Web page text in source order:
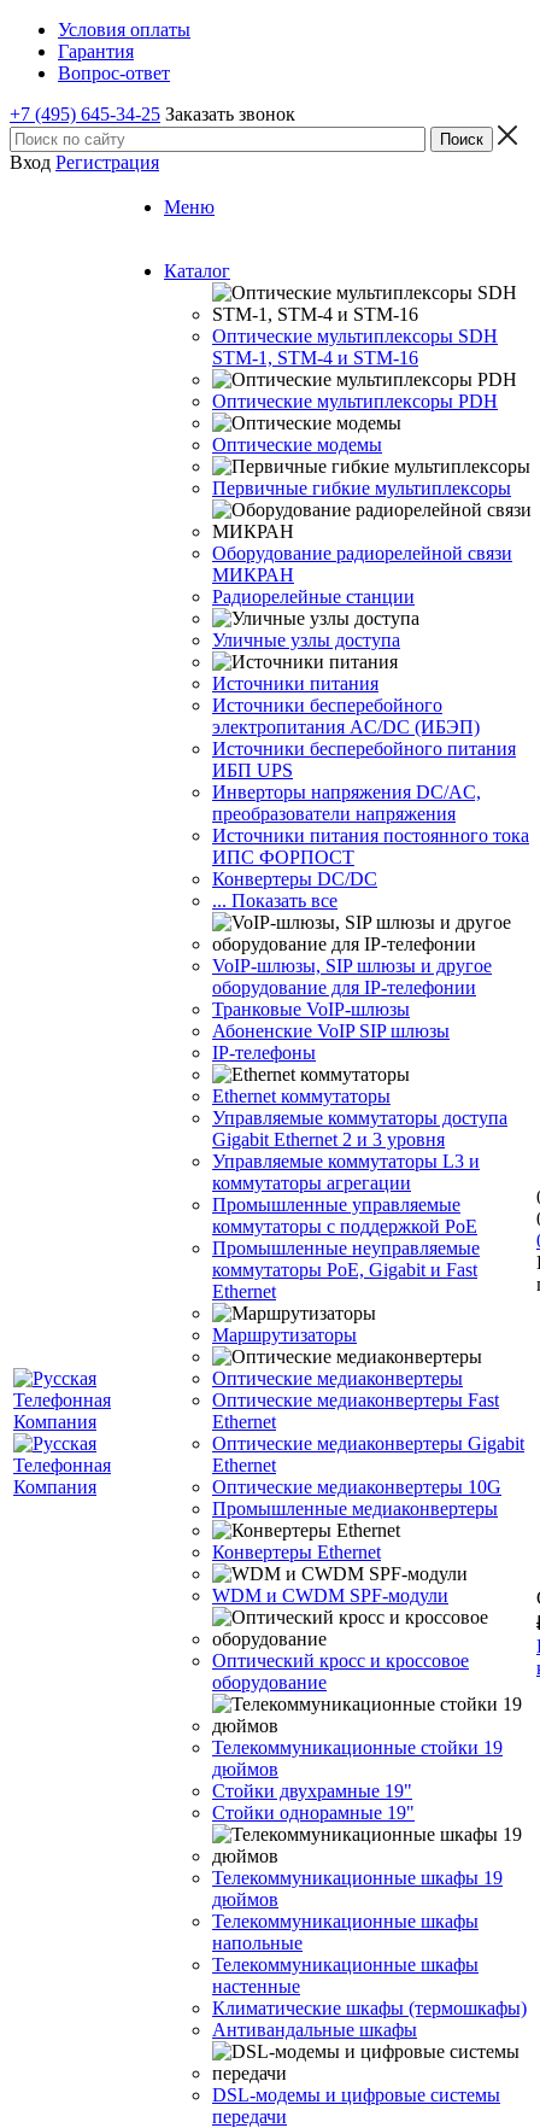
Условия оплаты
Гарантия
Вопрос-ответ
+7 (495) 645-34-25 Заказать звонок
Вход Регистрация
Меню
Каталог
Оптические мультиплексоры SDH
STM-1, STM-4 и STM-16
Оптические мультиплексоры PDH
Оптические модемы
Первичные гибкие мультиплексоры
Оборудование радиорелейной связи
МИКРАН
Радиорелейные станции
Уличные узлы доступа
Источники питания
Источники бесперебойного
электропитания AC/DC (ИБЭП)
Источники бесперебойного питания
ИБП UPS
Инверторы напряжения DC/AC,
преобразователи напряжения
Источники питания постоянного тока
ИПС ФОРПОСТ
Конвертеры DC/DC
... Показать все
VoIP-шлюзы, SIP шлюзы и другое
оборудование для IP-телефонии
Транковые VoIP-шлюзы
Абоненские VoIP SIP шлюзы
IP-телефоны
Ethernet коммутаторы
Управляемые коммутаторы доступа
Gigabit Ethernet 2 и 3 уровня
Управляемые коммутаторы L3 и
коммутаторы агрегации
Промышленные управляемые
коммутаторы с поддержкой PoE
Промышленные неуправляемые
коммутаторы PoE, Gigabit и Fast
Ethernet
Маршрутизаторы
Оптические медиаконвертеры
Оптические медиаконвертеры Fast
Ethernet
Оптические медиаконвертеры Gigabit
Ethernet
Оптические медиаконвертеры 10G
Промышленные медиаконвертеры
Конвертеры Ethernet
WDM и CWDM SPF-модули
Оптический кросс и кроссовое
оборудование
Телекоммуникационные стойки 19
дюймов
Стойки двухрамные 19"
Стойки однорамные 19"
Телекоммуникационные шкафы 19
дюймов
Телекоммуникационные шкафы
напольные
Телекоммуникационные шкафы
настенные
Климатические шкафы (термошкафы)
Антивандальные шкафы
DSL-модемы и цифровые системы
передачи